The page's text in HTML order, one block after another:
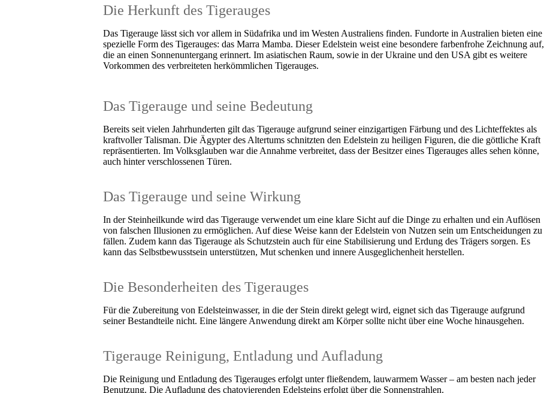
Die Herkunft des Tigerauges
Das Tigerauge lässt sich vor allem in Südafrika und im Westen Australiens finden. Fundorte in Australien bieten eine
spezielle Form des Tigerauges: das Marra Mamba. Dieser Edelstein weist eine besondere farbenfrohe Zeichnung auf,
die an einen Sonnenuntergang erinnert. Im asiatischen Raum, sowie in der Ukraine und den USA gibt es weitere
Vorkommen des verbreiteten herkömmlichen Tigerauges.
Das Tigerauge und seine Bedeutung
Bereits seit vielen Jahrhunderten gilt das Tigerauge aufgrund seiner einzigartigen Färbung und des Lichteffektes als
kraftvoller Talisman. Die Ägypter des Altertums schnitzten den Edelstein zu heiligen Figuren, die die göttliche Kraft
repräsentierten. Im Volksglauben war die Annahme verbreitet, dass der Besitzer eines Tigerauges alles sehen könne,
auch hinter verschlossenen Türen.
Das Tigerauge und seine Wirkung
In der Steinheilkunde wird das Tigerauge verwendet um eine klare Sicht auf die Dinge zu erhalten und ein Auflösen
von falschen Illusionen zu ermöglichen. Auf diese Weise kann der Edelstein von Nutzen sein um Entscheidungen zu
fällen. Zudem kann das Tigerauge als Schutzstein auch für eine Stabilisierung und Erdung des Trägers sorgen. Es
kann das Selbstbewusstsein unterstützen, Mut schenken und innere Ausgeglichenheit herstellen.
Die Besonderheiten des Tigerauges
Für die Zubereitung von Edelsteinwasser, in die der Stein direkt gelegt wird, eignet sich das Tigerauge aufgrund
seiner Bestandteile nicht. Eine längere Anwendung direkt am Körper sollte nicht über eine Woche hinausgehen.
Tigerauge Reinigung, Entladung und Aufladung
Die Reinigung und Entladung des Tigerauges erfolgt unter fließendem, lauwarmem Wasser – am besten nach jeder
Benutzung. Die Aufladung des chatoyierenden Edelsteins erfolgt über die Sonnenstrahlen.